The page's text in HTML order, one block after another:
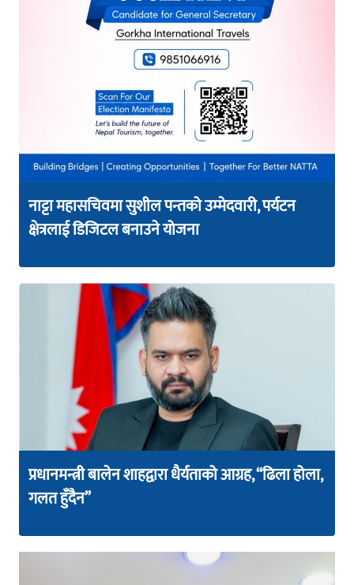
नाट्टा महासचिवमा सुशील पन्तको उम्मेदवारी, पर्यटन
क्षेत्रलाई डिजिटल बनाउने योजना
प्रधानमन्त्री बालेन शाहद्वारा धैर्यताको आग्रह, “ढिला होला,
गलत हुँदैन”